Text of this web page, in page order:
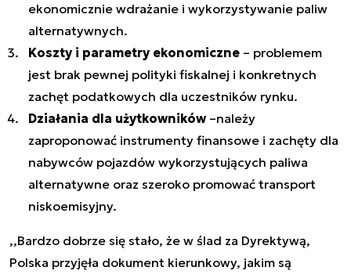
ekonomicznie wdrażanie i wykorzystywanie paliw
alternatywnych.
Koszty i parametry ekonomiczne – problemem
jest brak pewnej polityki fiskalnej i konkretnych
zachęt podatkowych dla uczestników rynku.
Działania dla użytkowników –należy
zaproponować instrumenty finansowe i zachęty dla
nabywców pojazdów wykorzystujących paliwa
alternatywne oraz szeroko promować transport
niskoemisyjny.
,,Bardzo dobrze się stało, że w ślad za Dyrektywą,
Polska przyjęła dokument kierunkowy, jakim są